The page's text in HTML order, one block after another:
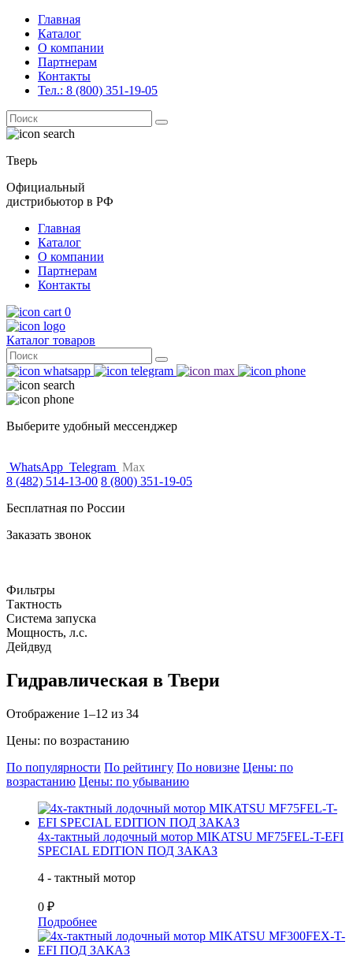
Главная
Каталог
О компании
Партнерам
Контакты
Тел.: 8 (800) 351-19-05
Поиск
for:
Тверь
Официальный
дистрибьютор в РФ
Главная
Каталог
О компании
Партнерам
Контакты
0
Каталог товаров
Поиск
for:
Выберите удобный мессенджер
WhatsApp Telegram Max
8 (482) 514-13-00 8 (800) 351-19-05
Бесплатная по России
Заказать звонок
Фильтры
Тактность
Система запуска
Мощность, л.с.
Дейдвуд
Гидравлическая в Твери
Отображение 1–12 из 34
Цены: по возрастанию
По популярности По рейтингу По новизне Цены: по
возрастанию Цены: по убыванию
4х-тактный лодочный мотор MIKATSU MF75FEL-T-EFI
SPECIAL EDITION ПОД ЗАКАЗ
4 - тактный мотор
0 ₽
Подробнее